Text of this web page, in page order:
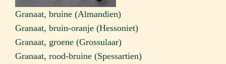
Granaat, bruine (Almandien)
Granaat, bruin-oranje (Hessoniet)
Granaat, groene (Grossulaar)
Granaat, rood-bruine (Spessartien)